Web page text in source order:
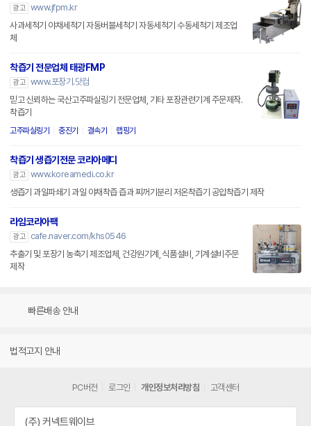
광고 www.jfpm.kr
사과세척기 야채세척기 자동버블세척기 자동세척기 수동세척기 제조업
체
착즙기 전문업체 태광FMP
광고 www.포장기.닷컴
믿고 신뢰하는 국산고주파실링기 전문업체, 기타 포장관련기계 주문제작.
착즙기
고주파실링기 충진기 결속기 랩핑기
착즙기 생즙기전문 코리아메디
광고 www.koreamedi.co.kr
생즙기 과일파쇄기 과일 야채착즙 즙과 찌꺼기분리 저온착즙기 공압착즙기 제작
라임코리아팩
광고
cafe.naver.com/khs0546
추출기 및 포장기 농축기 제조업체, 건강원기계, 식품설비, 기계설비주문
제작
빠른배송 안내
법적고지 안내
PC버전 로그인 개인정보처리방침 고객센터
(주) 커넥트웨이브